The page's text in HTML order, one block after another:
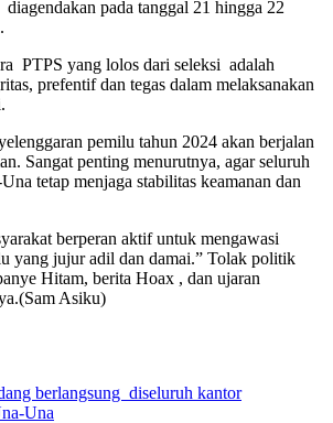
pada tanggal 21 hingga 22
PTPS yang lolos dari seleksi adalah
prefentif dan tegas dalam melaksanakan
pemilu tahun 2024 akan berjalan
Sangat penting menurutnya, agar seluruh
tetap menjaga stabilitas keamanan dan
berperan aktif untuk mengawasi
yang jujur adil dan damai.” Tolak politik
Hitam, berita Hoax , dan ujaran
Asiku)
berlangsung diseluruh kantor
Una